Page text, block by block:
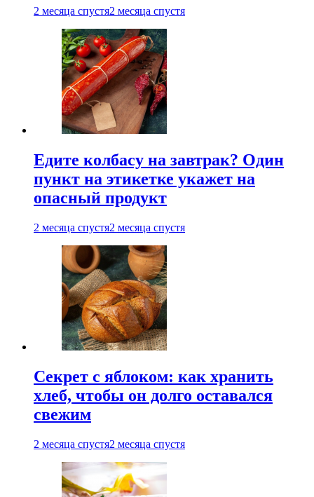
2 месяца спустя2 месяца спустя
Едите колбасу на завтрак? Один
пункт на этикетке укажет на
опасный продукт
2 месяца спустя2 месяца спустя
Секрет с яблоком: как хранить
хлеб, чтобы он долго оставался
свежим
2 месяца спустя2 месяца спустя